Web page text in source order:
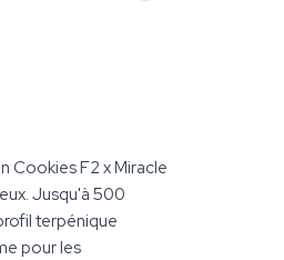
Cookies F2 x Miracle
Jusqu'à 500
terpénique
pour les